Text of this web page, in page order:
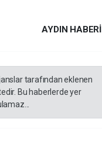
AYDIN HABERİ
tarafından eklenen
Bu haberlerde yer